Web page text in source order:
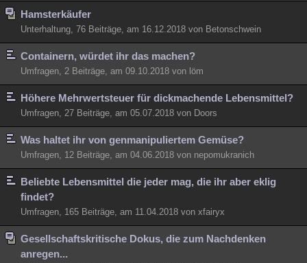
Hamsterkäufer
Unterhaltung, 76 Beiträge, am 16.12.2018 von Betonschwein
Containern, würdet ihr das machen?
Umfragen, 2 Beiträge, am 09.10.2018 von löm
Höhere Mehrwertsteuer für dickmachende Lebensmittel?
Umfragen, 27 Beiträge, am 05.07.2018 von Doors
Was haltet ihr von genmanipuliertem Gemüse?
Umfragen, 12 Beiträge, am 04.06.2018 von nepomukranich
Beliebte Lebensmittel die jeder mag, die ihr aber eklig
findet?
Umfragen, 165 Beiträge, am 11.04.2018 von xfairyx
Gesellschaftskritische Dokus, die zum Nachdenken
anregen...